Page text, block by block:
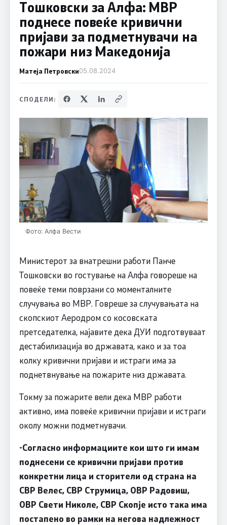
Тошковски за Алфа: МВР
поднесе повеќе кривични
пријави за подметнувачи на
пожари низ Македонија
Матеја Петровски05.08.2024
СПОДЕЛИ:
Фото: Алфа Вести
Министерот за внатрешни работи Панче
Тошковски во гостување на Алфа говореше на
повеќе теми поврзани со моменталните
случувања во МВР. Говреше за случувањата на
скопскиот Аеродром со косовската
претседателка, најавите дека ДУИ подготвуваат
дестабилизација во државата, како и за тоа
колку кривични пријави и истраги има за
поднетвнување на пожарите низ државата.
Токму за пожарите вели дека МВР работи
активно, има повеќе кривични пријави и истраги
околу можни подметнувачи.
-Согласно информациите кои што ги имам
поднесени се кривични пријави против
конкретни лица и сторители од страна на
СВР Велес, СВР Струмица, ОВР Радовиш,
ОВР Свети Николе, СВР Скопје исто така има
постапено во рамки на негова надлежност